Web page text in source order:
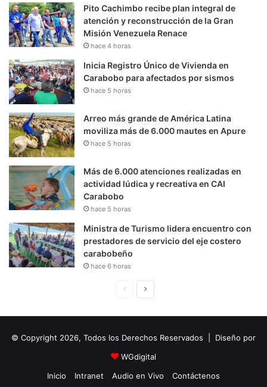
Pito Cachimbo recibe plan integral de
atención y reconstrucción de la Gran
Misión Venezuela Renace
hace 4 horas
Inicia Registro Único de Vivienda en
Carabobo para afectados por sismos
hace 5 horas
Arreo más grande de América Latina
moviliza más de 6.000 mautes en Apure
hace 5 horas
Más de 6.000 atenciones realizadas en
actividad lúdica y recreativa en CAI
Carabobo
hace 5 horas
Ministra de Turismo lidera encuentro con
prestadores de servicio del eje costero
carabobeño
hace 6 horas
i
n
a
u
i
e
© Copyright 2026, Todos los Derechos Reservados | Diseño por
WGdigital
Inicio
Intranet Audio en Vivo Contáctenos